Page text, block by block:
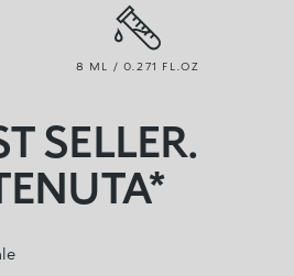
8 ML / 0.271 FL.OZ
SELLER.